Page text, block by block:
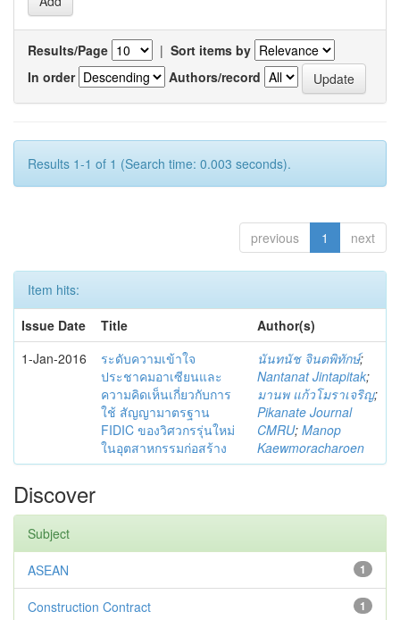
Results/Page | Sort items by
In order
Authors/record
Results 1-1 of 1 (Search time: 0.003 seconds).
previous 1 next
Item hits:
Issue Date
Title
Author(s)
1-Jan-2016
ระดับความเข้าใจ
ประชาคมอาเซียนและ
ความคิดเห็นเกี่ยวกับการ
ใช้ สัญญามาตรฐาน
FIDIC ของวิศวกรรุ่นใหม่
ในอุตสาหกรรมก่อสร้าง
นันทนัช จินตพิทักษ์;
Nantanat Jintapitak;
มานพ แก้วโมราเจริญ;
Pikanate Journal
CMRU; Manop
Kaewmoracharoen
Discover
Subject
1
ASEAN
1
Construction Contract